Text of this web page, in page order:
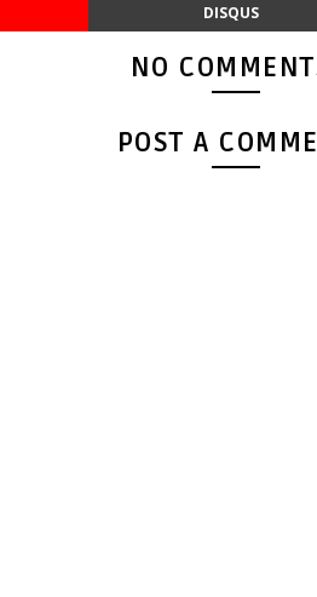
DISQUS
NO
POST A